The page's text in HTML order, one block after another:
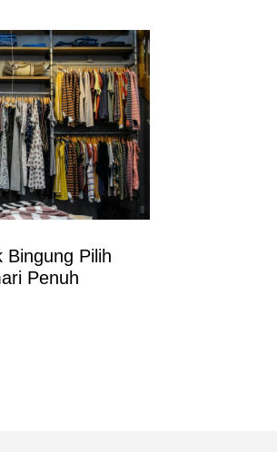
Bingung Pilih
Penuh